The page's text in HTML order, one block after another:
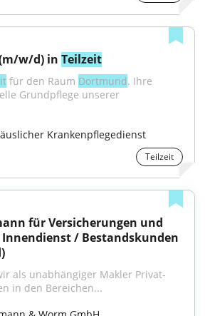
w/d) in Teilzeit
für den Raum Dortmund. Ihre
Grundpflege unserer
Krankenpflegedienst
Teilzeit
für Versicherungen und
/ Bestandskunden
als unabhängiger Makler Privat-
in den Bereichen...